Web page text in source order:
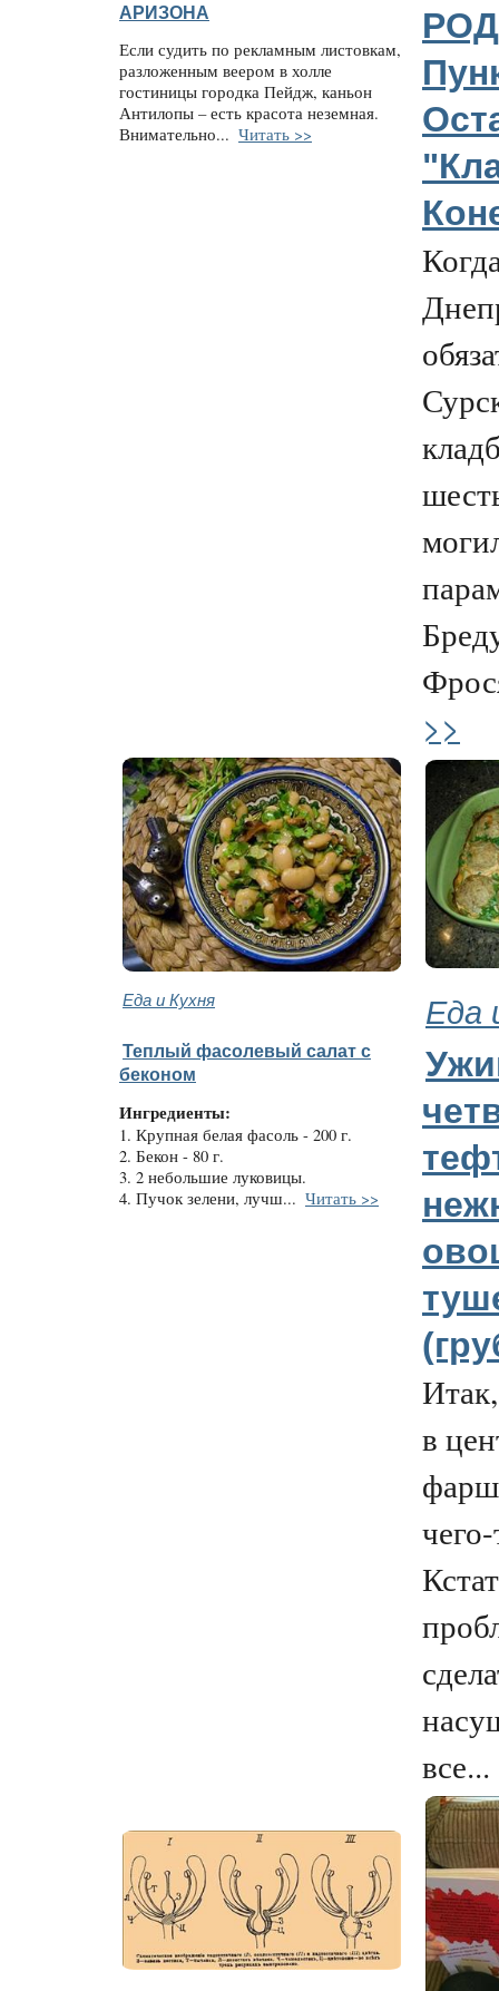
АРИЗОНА
Если судить по рекламным листовкам,
разложенным веером в холле
гостиницы городка Пейдж, каньон
Антилопы – есть красота неземная.
Внимательно... Читать >>
>>
Еда и Кухня Еда
Теплый фасолевый салат с
беконом
Ингредиенты:
1. Крупная белая фасоль - 200 г.
2. Бекон - 80 г.
3. 2 небольшие луковицы.
4. Пучок зелени, лучш... Читать >>
в
все...